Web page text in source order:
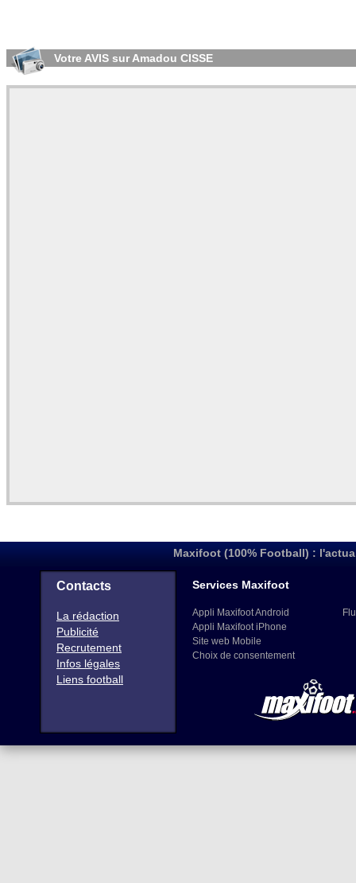
Votre AVIS sur Amadou CISSE
Maxifoot (100% Football) :
Contacts
La rédaction
Publicité
Recrutement
Infos légales
Liens football
Services Maxifoot
Appli Maxifoot Android
Appli Maxifoot iPhone
Site web Mobile
Choix de consentement